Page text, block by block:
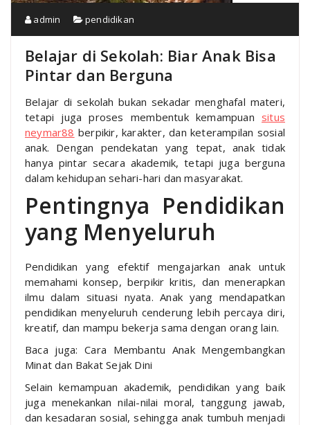
admin pendidikan
Belajar di Sekolah: Biar Anak Bisa
Pintar dan Berguna
Belajar di sekolah bukan sekadar menghafal materi,
tetapi juga proses membentuk kemampuan situs
neymar88 berpikir, karakter, dan keterampilan sosial
anak. Dengan pendekatan yang tepat, anak tidak
hanya pintar secara akademik, tetapi juga berguna
dalam kehidupan sehari-hari dan masyarakat.
Pentingnya Pendidikan
yang Menyeluruh
Pendidikan yang efektif mengajarkan anak untuk
memahami konsep, berpikir kritis, dan menerapkan
ilmu dalam situasi nyata. Anak yang mendapatkan
pendidikan menyeluruh cenderung lebih percaya diri,
kreatif, dan mampu bekerja sama dengan orang lain.
Baca juga: Cara Membantu Anak Mengembangkan
Minat dan Bakat Sejak Dini
Selain kemampuan akademik, pendidikan yang baik
juga menekankan nilai-nilai moral, tanggung jawab,
dan kesadaran sosial, sehingga anak tumbuh menjadi